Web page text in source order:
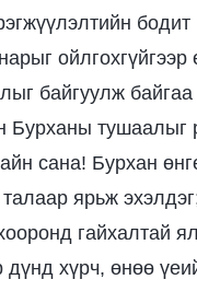
ойлгохгүйгээр
байгуулж
Бурханы тушаалыг
сана! Бурхан
ярьж
гайхалтай
хүрч, өнөө